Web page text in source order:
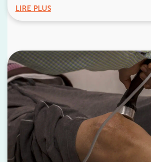
LIRE PLUS
8 Av. de Camoens 75116 Paris
8 Av. de Camoens 75116 Paris
01 42 15 22 46
Prenez RDV sur
Prenez RDV sur
IK PARIS 15 – SÉGUR